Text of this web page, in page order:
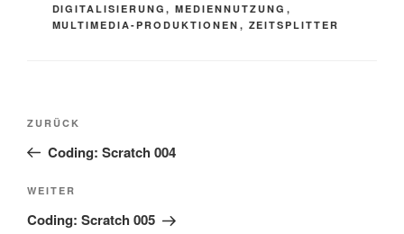
DIGITALISIERUNG, MEDIENNUTZUNG ,
MULTIMEDIA-PRODUKTIONEN , ZEITSPLITTER
Beitragsnavigation
Vorheriger
Beitrag
ZURÜCK
Coding: Scratch 004
Nächster
Beitrag
WEITER
Coding: Scratch 005